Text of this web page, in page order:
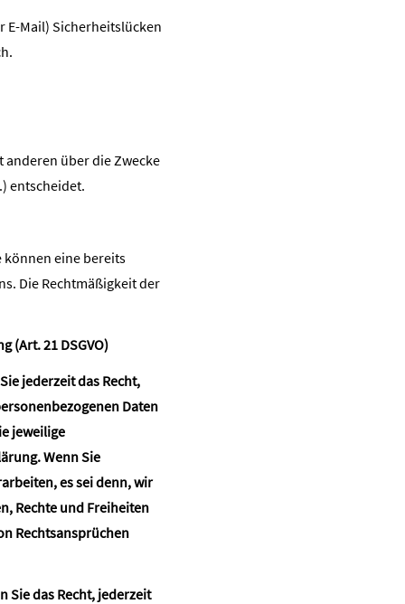
E-Mail) Sicherheitslücken
über die Zwecke
entscheidet.
eine bereits
Die Rechtmäßigkeit der
(Art. 21 DSGVO)
jederzeit das Recht,
Daten
jeweilige
Wenn Sie
es sei denn, wir
Rechte und Freiheiten
Rechtsansprüchen
Sie das Recht, jederzeit